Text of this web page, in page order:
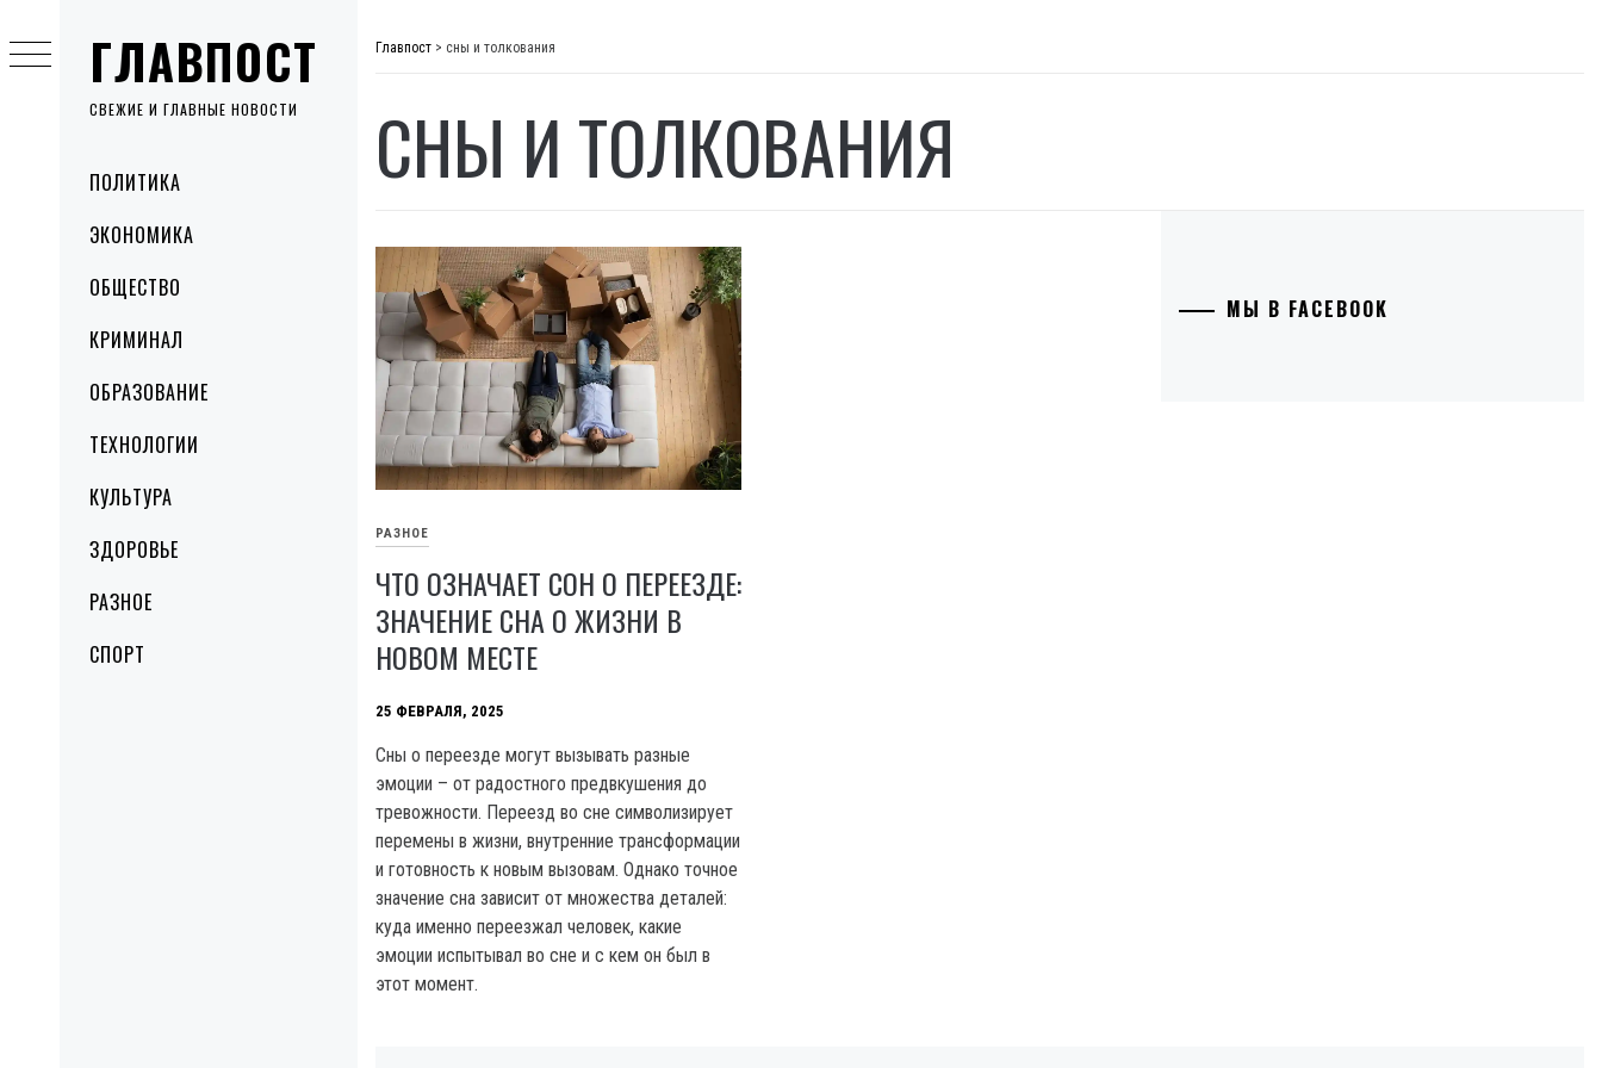
ГЛАВПОСТ
СВЕЖИЕ И ГЛАВНЫЕ НОВОСТИ
MenuПОЛИТИКА
ЭКОНОМИКА
ОБЩЕСТВО
КРИМИНАЛ
ОБРАЗОВАНИЕ
ТЕХНОЛОГИИ
КУЛЬТУРА
ЗДОРОВЬЕ
РАЗНОЕ
СПОРТ
to
content
Главпост > сны и толкования
СНЫ И ТОЛКОВАНИЯ
РАЗНОЕ
ЧТО ОЗНАЧАЕТ СОН О ПЕРЕЕЗДЕ:
ЗНАЧЕНИЕ СНА О ЖИЗНИ В
НОВОМ МЕСТЕ
25 ФЕВРАЛЯ, 2025
Сны о переезде могут вызывать разные
эмоции – от радостного предвкушения до
тревожности. Переезд во сне символизирует
перемены в жизни, внутренние трансформации
и готовность к новым вызовам. Однако точное
значение сна зависит от множества деталей:
куда именно переезжал человек, какие
эмоции испытывал во сне и с кем он был в
этот момент.
МЫ В FACEBOOK